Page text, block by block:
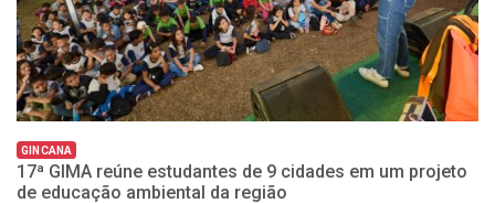
GINCANA
17ª GIMA reúne estudantes de 9 cidades em um projeto
de educação ambiental da região